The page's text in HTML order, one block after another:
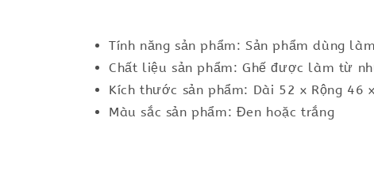
Tính năng sản phẩm: Sản phẩm dùng
Chất liệu sản phẩm: Ghế được làm từ
Kích thước sản phẩm: Dài 52 x Rộng 46
Màu sắc sản phẩm: Đen hoặc trắng